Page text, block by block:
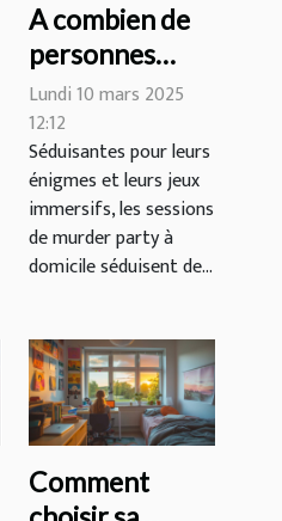
A combien de
personnes
peut se jouer
une murder
party à
domicile ?
Lundi 10 mars 2025
12:12
Séduisantes pour leurs
énigmes et leurs jeux
immersifs, les sessions
de murder party à
domicile séduisent de...
Comment